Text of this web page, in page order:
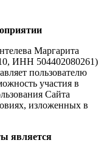
Маргарита
ИНН 504402080261)
пользователю
участия в
Сайта
изложенных в
является